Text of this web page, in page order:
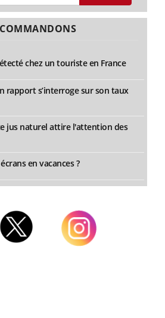
chez un touriste en France
rapport s’interroge sur son taux
jus naturel attire l'attention des
en vacances ?